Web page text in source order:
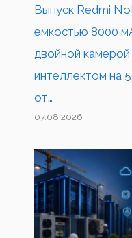
Выпуск Redmi
емкостью 8000
двойной камерой
интеллектом на
от…
07.08.2026